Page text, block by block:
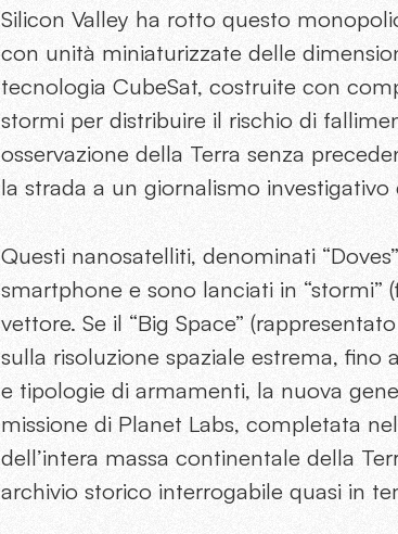
Silicon Valley ha rotto questo
con unità miniaturizzate delle
tecnologia CubeSat, costruite con
stormi per distribuire il rischio di
osservazione della Terra senza
la strada a un giornalismo
Questi nanosatelliti, denominati
smartphone e sono lanciati in
vettore. Se il “Big Space”
sulla risoluzione spaziale estrema,
e tipologie di armamenti, la nuova
missione di Planet Labs, completata
dell’intera massa continentale della
archivio storico interrogabile quasi in